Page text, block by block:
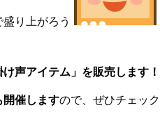
り上がろう
声アイテム」を販売します！
開催しますので、ぜひチェッ